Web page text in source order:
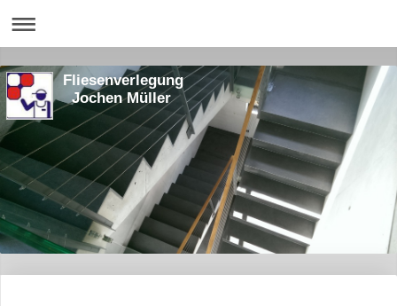
Fliesenverlegung
Jochen Müller